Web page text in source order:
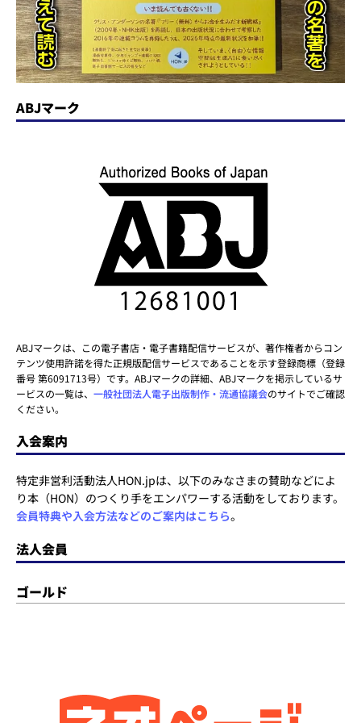
ABJマーク
ABJマークは、この電子書店・電子書籍配信サービスが、著作権者からコン
テンツ使用許諾を得た正規版配信サービスであることを示す登録商標（登録
番号 第6091713号）です。ABJマークの詳細、ABJマークを掲示しているサ
ービスの一覧は、 一般社団法人電子出版制作・流通協議会のサイトでご確認
ください。
入会案内
特定非営利活動法人HON.jpは、以下のみなさまの賛助などによ
り本（HON）のつくり手をエンパワーする活動をしております。
会員特典や入会方法などのご案内はこちら。
法人会員
ゴールド